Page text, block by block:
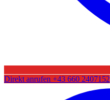
Direkt anrufen +43 660 2407152